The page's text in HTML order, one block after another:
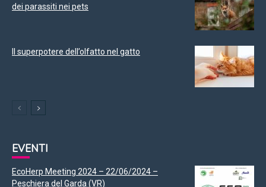
dei parassiti nei pets
Il superpotere dell’olfatto nel gatto
EVENTI
EcoHerp Meeting 2024 – 22/06/2024 –
Peschiera del Garda (VR)